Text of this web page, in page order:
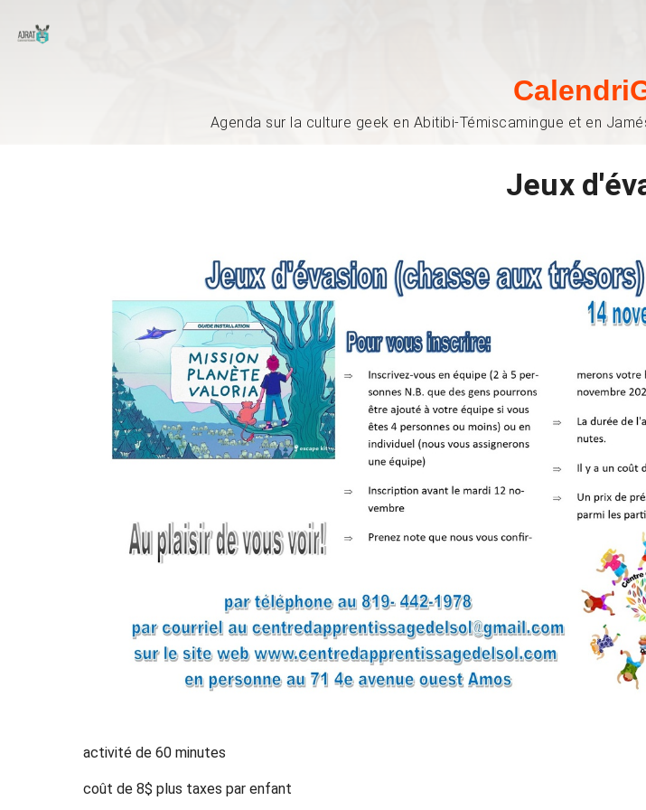
Agenda sur la culture geek en Abitibi-Témiscamingue et en
Jeux
activité de 60 minutes
coût de 8$ plus taxes par enfant